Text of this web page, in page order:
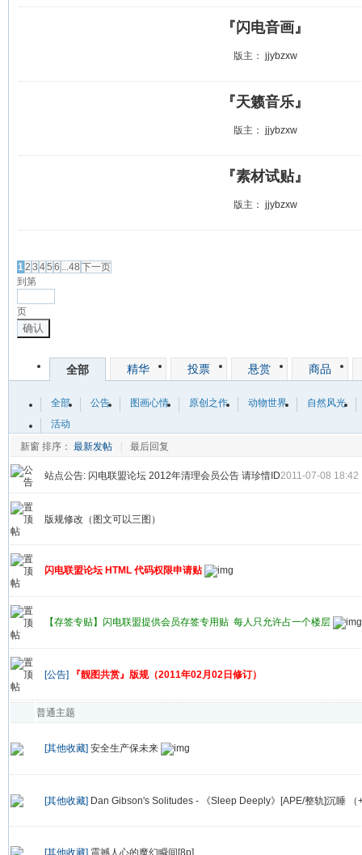
『闪电音画』
版主： jjybzxw
『天籁音乐』
版主： jjybzxw
『素材试贴』
版主： jjybzxw
12 3 45 6 ...48 下一页
到第
页
确认
全部 精华 投票 悬赏 商品
全部 公告 图画心情 原创之作 动物世界
自然风光
活动
新窗 排序： 最新发帖 最后回复
站点公告: 闪电联盟论坛 2012年清理会员公告 请珍惜ID2011-07-08 18:42
版规修改（图文可以三图）
闪电联盟论坛 HTML 代码权限申请贴
【存签专贴】闪电联盟提供会员存签专用贴 每人只允许占一个楼层
[公告] 『靓图共赏』版规（2011年02月02日修订）
普通主题
[其他收藏] 安全生产保未来
[其他收藏] Dan Gibson's Solitudes - 《Sleep Deeply》[APE/整轨]沉睡 （
[其他收藏] 震撼人心的魔幻瞬间[8p]